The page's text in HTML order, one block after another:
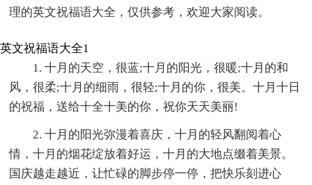
理的英文祝福语大全，仅供参考，欢迎大家阅读。
英文祝福语大全1
1. 十月的天空，很蓝;十月的阳光，很暖;十月的和
风，很柔;十月的细雨，很轻;十月的你，很美。十月十日
的祝福，送给十全十美的你，祝你天天美丽!
2. 十月的阳光弥漫着喜庆，十月的轻风翻阅着心
情，十月的烟花绽放着好运，十月的大地点缀着美景。
国庆越走越近，让忙碌的脚步停一停，把快乐刻进心